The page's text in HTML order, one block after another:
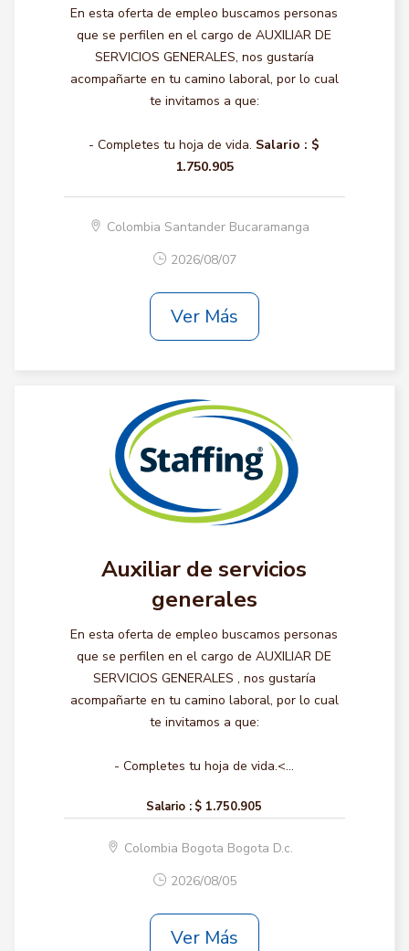
En esta oferta de empleo buscamos personas
que se perfilen en el cargo de AUXILIAR DE
SERVICIOS GENERALES, nos gustaría
acompañarte en tu camino laboral, por lo cual
te invitamos a que:
- Completes tu hoja de vida. Salario : $
1.750.905
Colombia Santander Bucaramanga
2026/08/07
Ver Más
Auxiliar de servicios
generales
En esta oferta de empleo buscamos personas
que se perfilen en el cargo de AUXILIAR DE
SERVICIOS GENERALES , nos gustaría
acompañarte en tu camino laboral, por lo cual
te invitamos a que:
- Completes tu hoja de vida.<...
Salario : $ 1.750.905
Colombia Bogota Bogota D.c.
2026/08/05
Ver Más